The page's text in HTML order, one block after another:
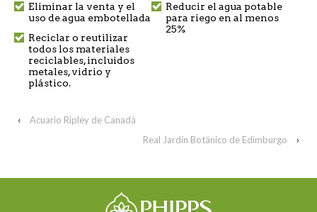
Eliminar la venta y el
uso de agua embotellada
Reciclar o reutilizar
todos los materiales
reciclables, incluidos
metales, vidrio y
plástico.
Reducir el agua potable
para riego en al menos
25%
‹
Acuario Ripley de Canadá
Real Jardín Botánico de Edimburgo
›